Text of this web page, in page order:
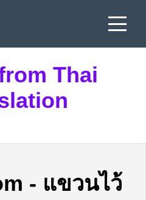
Thai
- แขวนไว้